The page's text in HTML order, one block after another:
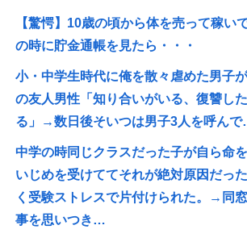
【驚愕】10歳の頃から体を売って稼い
の時に貯金通帳を見たら・・・
小・中学生時代に俺を散々虐めた男子
の友人男性「知り合いがいる、復讐し
る」→数日後そいつは男子3人を呼ん
中学の時同じクラスだった子が自ら命
いじめを受けててそれが絶対原因だっ
く受験ストレスで片付けられた。→同
事を思いつき…